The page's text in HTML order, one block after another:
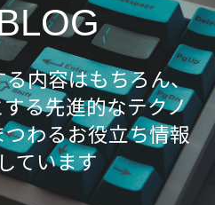
る内容はもちろん、
る先進的なテクノ
わるお役立ち情報
しています